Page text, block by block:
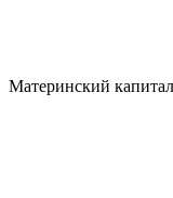
Материнский капитал